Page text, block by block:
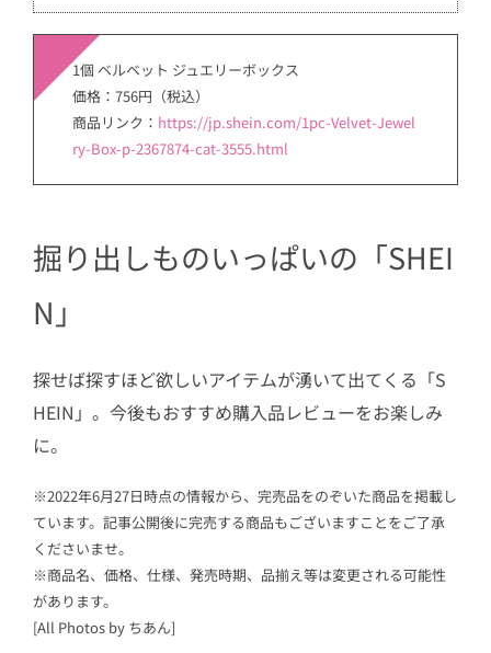
1個 ベルベット ジュエリーボックス
価格：756円（税込）
商品リンク： https://jp.shein.com/1pc-Velvet-Jewel
ry-Box-p-2367874-cat-3555.html
掘り出しものいっぱいの「SHEI
N」
探せば探すほど欲しいアイテムが湧いて出てくる「S
HEIN」。今後もおすすめ購入品レビューをお楽しみ
に。
※2022年6月27日時点の情報から、完売品をのぞいた商品を掲載し
ています。記事公開後に完売する商品もございますことをご了承
くださいませ。
※商品名、価格、仕様、発売時期、品揃え等は変更される可能性
があります。
[All Photos by ちあん]